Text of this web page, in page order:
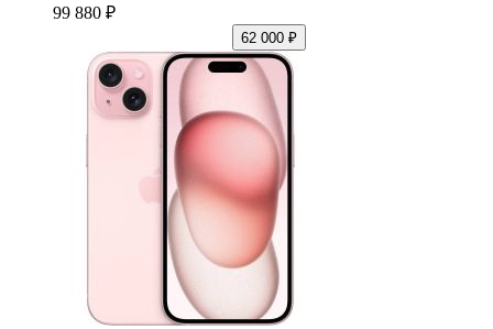
99 880 ₽
62 000 ₽